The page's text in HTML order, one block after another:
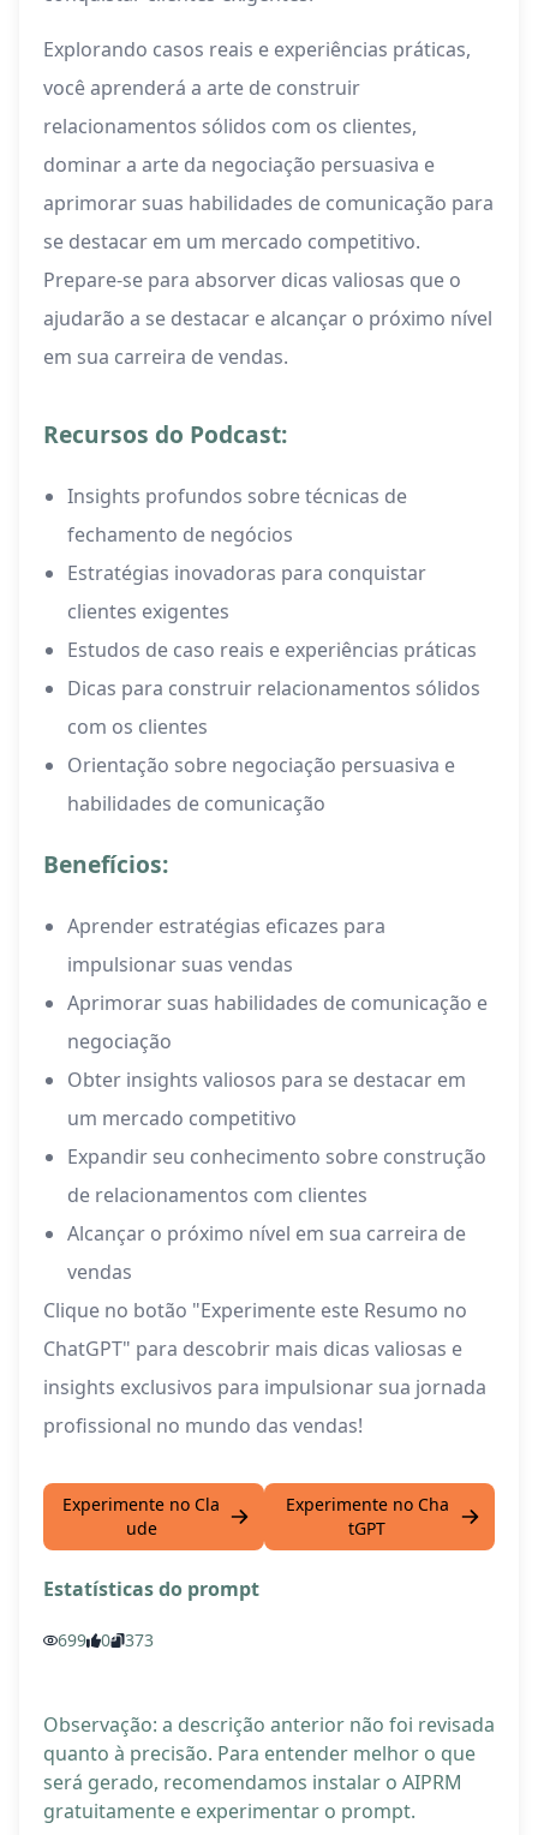
Explorando casos reais e experiências práticas,
você aprenderá a arte de construir
relacionamentos sólidos com os clientes,
dominar a arte da negociação persuasiva e
aprimorar suas habilidades de comunicação para
se destacar em um mercado competitivo.
Prepare-se para absorver dicas valiosas que o
ajudarão a se destacar e alcançar o próximo nível
em sua carreira de vendas.
Recursos do Podcast:
Insights profundos sobre técnicas de
fechamento de negócios
Estratégias inovadoras para conquistar
clientes exigentes
Estudos de caso reais e experiências práticas
Dicas para construir relacionamentos sólidos
com os clientes
Orientação sobre negociação persuasiva e
habilidades de comunicação
Benefícios:
Aprender estratégias eficazes para
impulsionar suas vendas
Aprimorar suas habilidades de comunicação e
negociação
Obter insights valiosos para se destacar em
um mercado competitivo
Expandir seu conhecimento sobre construção
de relacionamentos com clientes
Alcançar o próximo nível em sua carreira de
vendas
Clique no botão "Experimente este Resumo no
ChatGPT" para descobrir mais dicas valiosas e
insights exclusivos para impulsionar sua jornada
profissional no mundo das vendas!
Experimente no Cla
ude
Experimente no Cha
tGPT
Estatísticas do prompt
699 0 373
Observação: a descrição anterior não foi revisada
quanto à precisão. Para entender melhor o que
será gerado, recomendamos instalar o AIPRM
gratuitamente e experimentar o prompt.